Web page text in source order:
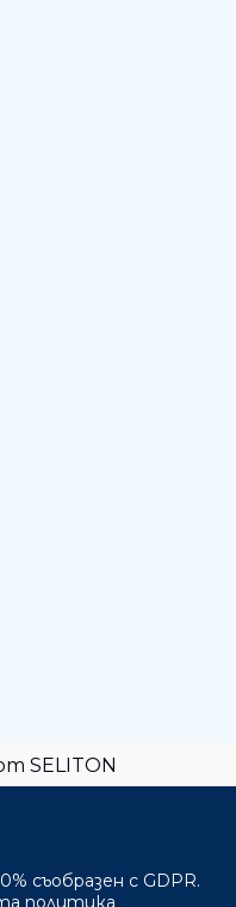
SELITON
съобразен с GDPR.
политика